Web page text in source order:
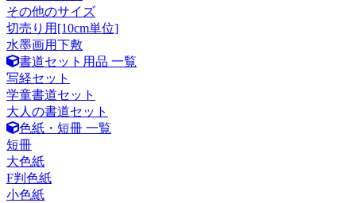
その他のサイズ
切売り用[10cm単位]
水墨画用下敷
書道セット用品 一覧
写経セット
学童書道セット
大人の書道セット
色紙・短冊 一覧
短冊
大色紙
F判色紙
小色紙